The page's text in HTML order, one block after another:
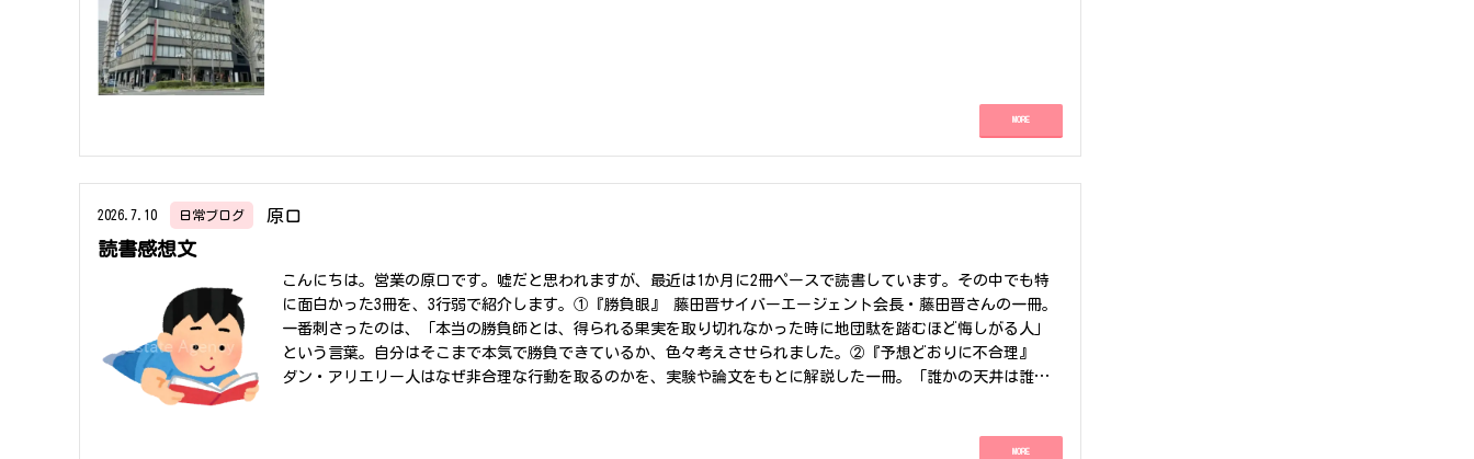
おりお部屋内の内装や会議室など完成した状態で借りることができます。初期費用を抑えれたり、入居までの期
間が短くなるところがメリットです。【物件写真】共用廊下お部屋内（12階65.77坪）※他にも空き予定の区画有
お部屋内（会議室）【募集区画 図面】 ※地下1階 分割相談可【担当者の推しポイント】オフィス街の中心地
で、アクセスが非常に良いです。ハーフセットアップオフィスとして借りれて最初にかかる、コスト・時間が大
す。お部屋内も事務所として使うのにとても良いです。この機会に北区で事務所を借りてみませんか！お問い合
わせお待ちしております。関電不動産梅田新道ビルの最新情報は【こちら】その他の物件検索は【オフィス賃貸
の総合窓口】
MORE
2026.7.10 日常ブログ 原口
読書感想文
こんにちは。営業の原口です。嘘だと思われますが、最近は1か月に2冊ペースで読書しています。その中でも特
に面白かった3冊を、3行弱で紹介します。①『勝負眼』 藤田晋サイバーエージェント会長・藤田晋さんの一冊。
一番刺さったのは、「本当の勝負師とは、得られる果実を取り切れなかった時に地団駄を踏むほど悔しがる人」
という言葉。自分はそこまで本気で勝負できているか、色々考えさせられました。②『予想どおりに不合理』
ダン・アリエリー人はなぜ非合理な行動を取るのかを、実験や論文をもとに解説した一冊。「誰かの天井は誰か
している」と読み手を突き放す衝撃の一冊。給料の正体や決算書の読み方、お金を見る視点が大きく変わりまし
MORE